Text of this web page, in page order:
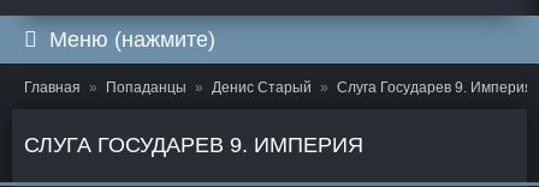
Меню (нажмите)
Главная Попаданцы Денис Старый Слуга Государев 9. Империя
СЛУГА ГОСУДАРЕВ 9. ИМПЕРИЯ